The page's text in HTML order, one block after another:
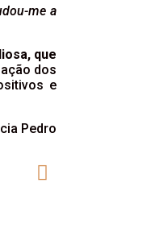
me a
que
dos
e
Pedro